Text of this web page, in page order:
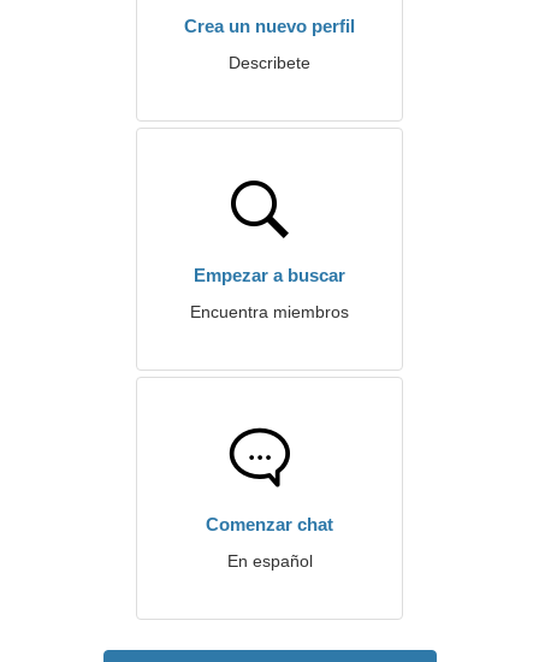
Crea un nuevo perfil
Describete
Empezar a buscar
Encuentra miembros
Comenzar chat
En español